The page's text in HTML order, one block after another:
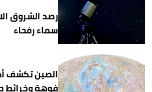
رصد الشروق
سماء رفحاء
فوهة وخرائط